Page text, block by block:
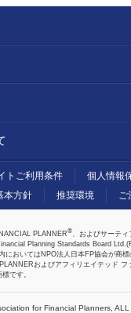
上へ
トご利用条件
個人情報
本方針
推奨環境 ご
PLANNER®、およびサーテ
Planning Standards Board
においてはNPO法人日本FP協会が商標
およびアフィリエイテッド フ
です。
for Financial Planners, ALL